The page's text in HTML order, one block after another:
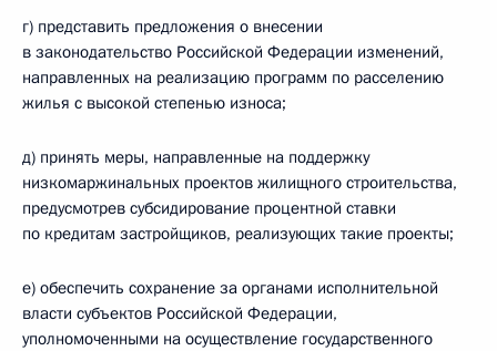
г) представить предложения о внесении
в законодательство Российской Федерации изменений,
направленных на реализацию программ по расселению
жилья с высокой степенью износа;
д) принять меры, направленные на поддержку
низкомаржинальных проектов жилищного строительства,
предусмотрев субсидирование процентной ставки
по кредитам застройщиков, реализующих такие проекты;
е) обеспечить сохранение за органами исполнительной
власти субъектов Российской Федерации,
уполномоченными на осуществление государственного